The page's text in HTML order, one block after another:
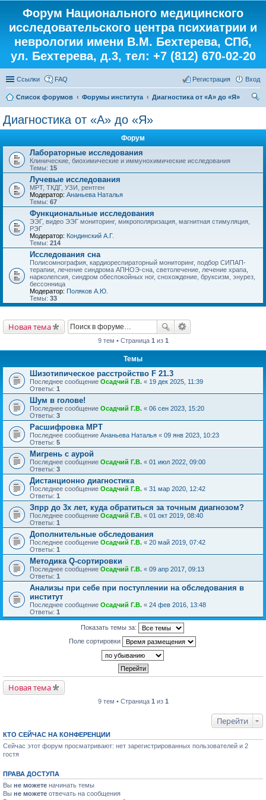
Форум Национального медицинского
исследовательского центра психиатрии и
неврологии имени В.М. Бехтерева, СПб,
ул. Бехтерева, д.3, тел: +7 (812) 670-02-20
Ссылки FAQ Вход
Регистрация
Список форумов Форумы института
Диагностика от «А» до «Я»
Диагностика от «А» до «Я»
Форум
Лабораторные исследования
Клинические, биохимические и иммунохимические исследования
Темы: 15
Лучевые исследования
МРТ, ТКДГ, УЗИ, рентген
Модератор: Ананьева Наталья
Темы: 67
Функциональные исследования
ЭЭГ, видео ЭЭГ мониторинг, микрополяризация, магнитная стимуляция,
РЭГ
Модератор: Кондинский А.Г.
Темы: 214
Исследования сна
Полисомнография, кардиореспираторный мониторинг, подбор СИПАП-
терапии, лечение синдрома АПНОЭ-сна, светолечение, лечение храпа,
нарколепсия, синдром обеспокойных ног, снохождение, бруксизм, энурез,
бессонница
Модератор: Поляков А.Ю.
Темы: 33
Новая тема
9 тем • Страница 1 из 1
Темы
Шизотипическое расстройство F 21.3
Последнее сообщение Осадчий Г.В. « 19 дек 2025, 11:39
Ответы: 1
Шум в голове!
Последнее сообщение Осадчий Г.В. « 06 сен 2023, 15:20
Ответы: 3
Расшифровка МРТ
Последнее сообщение Ананьева Наталья « 09 янв 2023, 10:23
Ответы: 5
Мигрень с аурой
Последнее сообщение Осадчий Г.В. « 01 июл 2022, 09:00
Ответы: 3
Дистанционно диагностика
Последнее сообщение Осадчий Г.В. « 31 мар 2020, 12:42
Ответы: 1
Зпрр до 3х лет, куда обратиться за точным диагнозом?
Последнее сообщение Осадчий Г.В. « 01 окт 2019, 08:40
Ответы: 1
Дополнительные обследования
Последнее сообщение Осадчий Г.В. « 20 май 2019, 07:42
Ответы: 1
Методика Q-сортировки
Последнее сообщение Осадчий Г.В. « 09 апр 2017, 09:13
Ответы: 1
Анализы при себе при поступлении на обследования в
институт
Последнее сообщение Осадчий Г.В. « 24 фев 2016, 13:48
Ответы: 1
Показать темы за:
Поле сортировки
Новая тема
9 тем • Страница 1 из 1
Перейти
КТО СЕЙЧАС НА КОНФЕРЕНЦИИ
Сейчас этот форум просматривают: нет зарегистрированных пользователей и 2
гостя
ПРАВА ДОСТУПА
Вы не можете начинать темы
Вы не можете отвечать на сообщения